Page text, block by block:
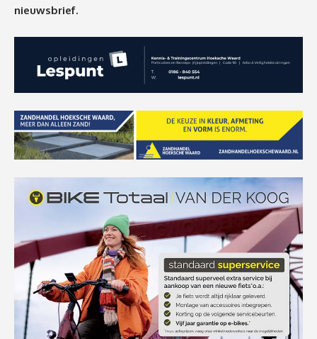
nieuwsbrief.